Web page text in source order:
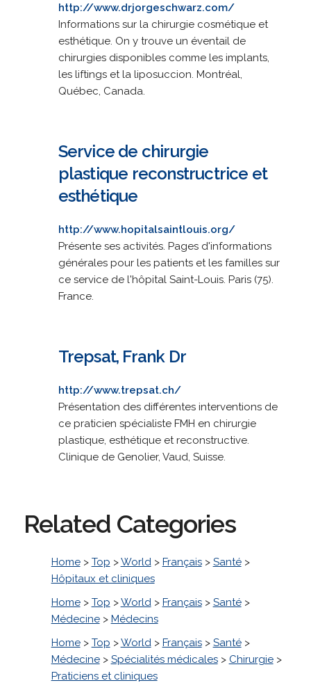
http://www.drjorgeschwarz.com/
Informations sur la chirurgie cosmétique et
esthétique. On y trouve un éventail de
chirurgies disponibles comme les implants,
les liftings et la liposuccion. Montréal,
Québec, Canada.
Service de chirurgie
plastique reconstructrice et
esthétique
http://www.hopitalsaintlouis.org/
Présente ses activités. Pages d'informations
générales pour les patients et les familles sur
ce service de l'hôpital Saint-Louis. Paris (75).
France.
Trepsat, Frank Dr
http://www.trepsat.ch/
Présentation des différentes interventions de
ce praticien spécialiste FMH en chirurgie
plastique, esthétique et reconstructive.
Clinique de Genolier, Vaud, Suisse.
Related Categories
Home> Top >World> Français> Santé>
Hôpitaux et cliniques
Home> Top >World> Français> Santé>
Médecine> Médecins
Home> Top >World> Français> Santé>
Médecine> Spécialités médicales> Chirurgie>
Praticiens et cliniques